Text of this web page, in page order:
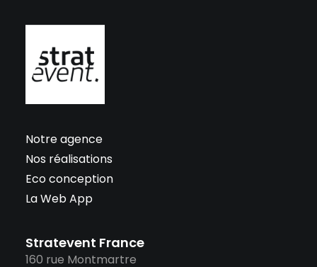
Notre agence
Nos réalisations
Eco conception
La Web App
Stratevent France
160 rue Montmartre